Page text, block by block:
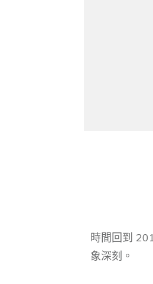
時間回到
象深刻。